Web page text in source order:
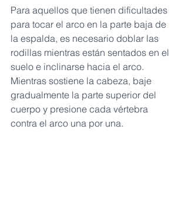
Para aquellos que tienen dificultades
para tocar el arco en la parte baja de
la espalda, es necesario doblar las
rodillas mientras están sentados en el
suelo e inclinarse hacia el arco.
Mientras sostiene la cabeza, baje
gradualmente la parte superior del
cuerpo y presione cada vértebra
contra el arco una por una.